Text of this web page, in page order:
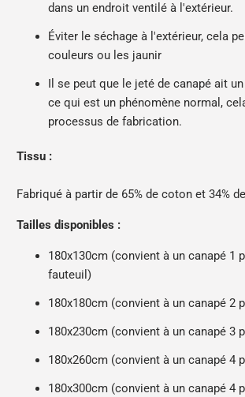
dans un endroit ventilé à l'extérieur.
Éviter le séchage à l'extérieur, cela
couleurs ou les jaunir
Il se peut que le jeté de canapé ait
ce qui est un phénomène normal,
processus de fabrication.
Tissu :
Fabriqué à partir de 65% de coton et 34%
Tailles disponibles :
180x130cm (convient à un canapé 1
fauteuil)
180x180cm (convient à un canapé 2
180x230cm (convient à un canapé 3
180x260cm (convient à un canapé 4
180x300cm (convient à un canapé 4